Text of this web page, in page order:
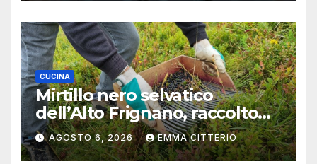
CUCINA
Mirtillo nero selvatico
dell’Alto Frignano, raccolto
buono e clima da monitorare
AGOSTO 6, 2026 EMMA CITTERIO